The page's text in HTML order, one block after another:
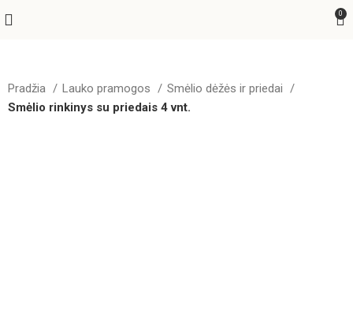
0
Pradžia Lauko pramogos
Smėlio dėžės ir priedai
Smėlio rinkinys su priedais 4 vnt.